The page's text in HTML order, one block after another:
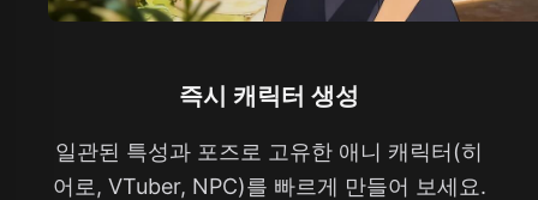
즉시 캐릭터 생성
일관된 특성과 포즈로 고유한 애니 캐릭터(히
어로, VTuber, NPC)를 빠르게 만들어 보세요.